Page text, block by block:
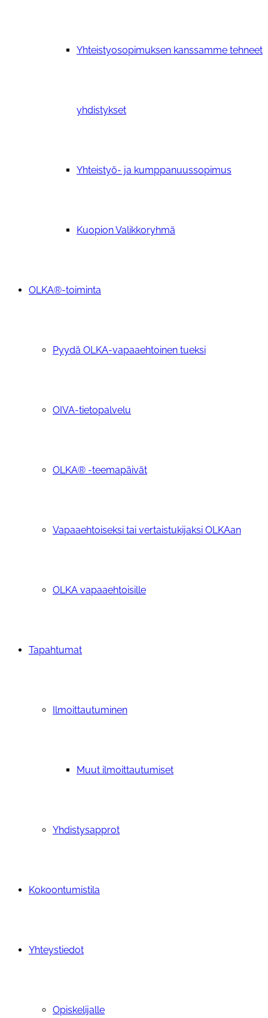
Yhteistyosopimuksen kanssamme tehneet
yhdistykset
Yhteistyö- ja kumppanuussopimus
Kuopion Valikkoryhmä
OLKA®-toiminta
Pyydä OLKA-vapaaehtoinen tueksi
OIVA-tietopalvelu
OLKA® -teemapäivät
Vapaaehtoiseksi tai vertaistukijaksi OLKAan
OLKA vapaaehtoisille
Tapahtumat
Ilmoittautuminen
Muut ilmoittautumiset
Yhdistysapprot
Kokoontumistila
Yhteystiedot
Opiskelijalle